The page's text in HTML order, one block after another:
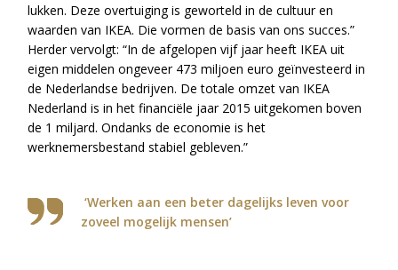
lukken. Deze overtuiging is geworteld in de cultuur en
waarden van IKEA. Die vormen de basis van ons succes.”
Herder vervolgt: “In de afgelopen vijf jaar heeft IKEA uit
eigen middelen ongeveer 473 miljoen euro geïnvesteerd in
de Nederlandse bedrijven. De totale omzet van IKEA
Nederland is in het financiële jaar 2015 uitgekomen boven
de 1 miljard. Ondanks de economie is het
werknemersbestand stabiel gebleven.”
‘Werken aan een beter dagelijks leven voor
zoveel mogelijk mensen’